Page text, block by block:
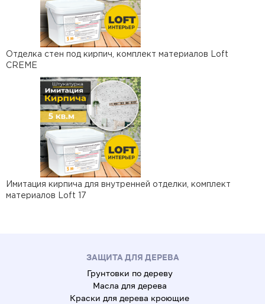
Отделка стен под кирпич, комплект материалов Loft
CREME
Имитация кирпича для внутренней отделки, комплект
материалов Loft 17
ЗАЩИТА ДЛЯ ДЕРЕВА
Грунтовки по дереву
Масла для дерева
Краски для дерева кроющие